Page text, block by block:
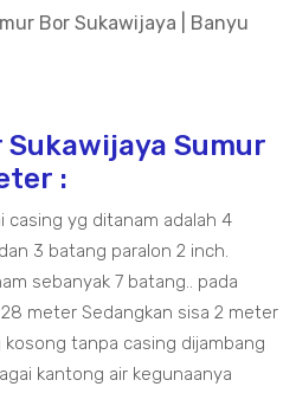
Bor Sukawijaya | Banyu
Sukawijaya Sumur
:
casing yg ditanam adalah 4
3 batang paralon 2 inch.
sebanyak 7 batang.. pada
meter Sedangkan sisa 2 meter
tanpa casing dijambang
kantong air kegunaanya